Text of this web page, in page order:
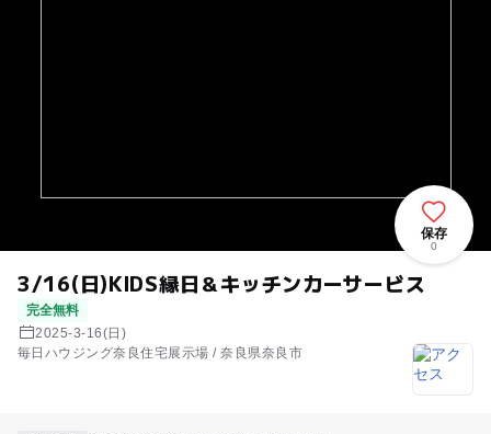
3/16(日)KIDS縁日＆キッチンカーサービス
完全無料
2025-3-16(日)
毎日ハウジング奈良住宅展示場 / 奈良県奈良市
保存
0